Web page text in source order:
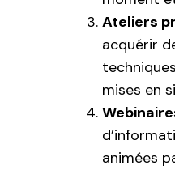
Ateliers
acquérir
mises en
animées